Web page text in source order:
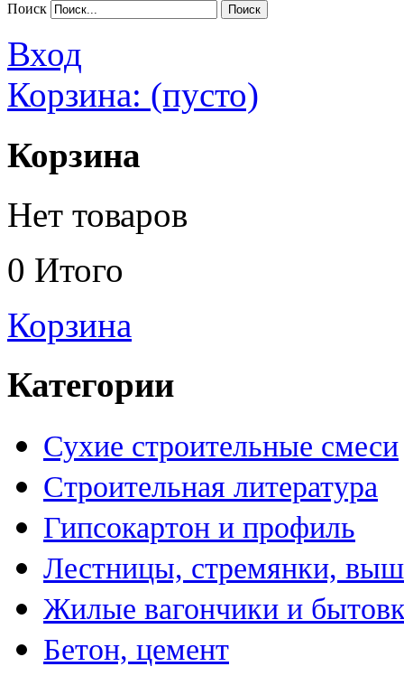
Поиск
Вход
Корзина: (пусто)
Корзина
Нет товаров
0 Итого
Корзина
Категории
Сухие строительные смеси
Строительная литература
Гипсокартон и профиль
Лестницы, стремянки,
Жилые вагончики и
Бетон, цемент